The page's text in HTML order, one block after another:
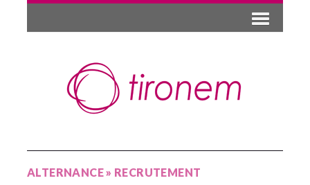
ALTERNANCE» RECRUTEMENT